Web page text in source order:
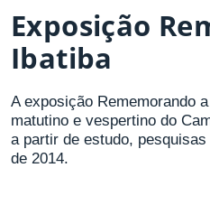
Exposição
Ibatiba
A exposição Rememorando
matutino e vespertino do
a partir de estudo,
de 2014.